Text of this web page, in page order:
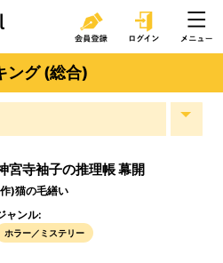
ング (総合)
宮寺袖子の推理帳 幕開
)猫の毛繕い
ャンル:
ホラー／ミステリー